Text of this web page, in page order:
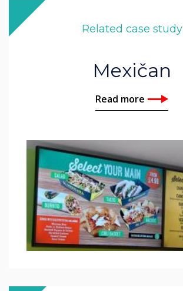
Related case study
Mexičan
Read more